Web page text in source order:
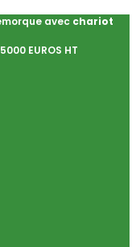
avec chariot
EUROS HT